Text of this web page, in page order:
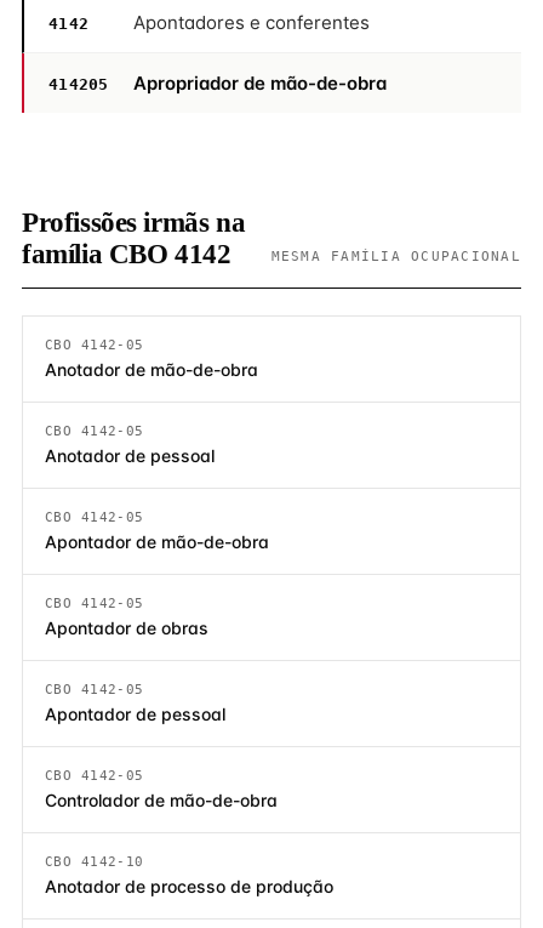
4142 Apontadores e conferentes
414205 Apropriador de mão-de-obra
Profissões irmãs na
família CBO 4142
MESMA FAMÍLIA OCUPACIONAL
CBO 4142-05
Anotador de mão-de-obra
CBO 4142-05
Anotador de pessoal
CBO 4142-05
Apontador de mão-de-obra
CBO 4142-05
Apontador de obras
CBO 4142-05
Apontador de pessoal
CBO 4142-05
Controlador de mão-de-obra
CBO 4142-10
Anotador de processo de produção